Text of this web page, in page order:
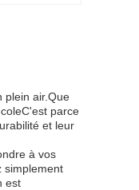
plein air.Que
parce
et leur
à vos
simplement
est